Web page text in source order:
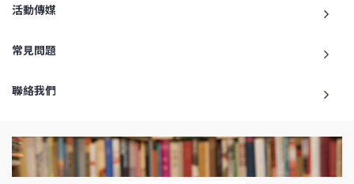
活動傳媒
常見問題
聯絡我們